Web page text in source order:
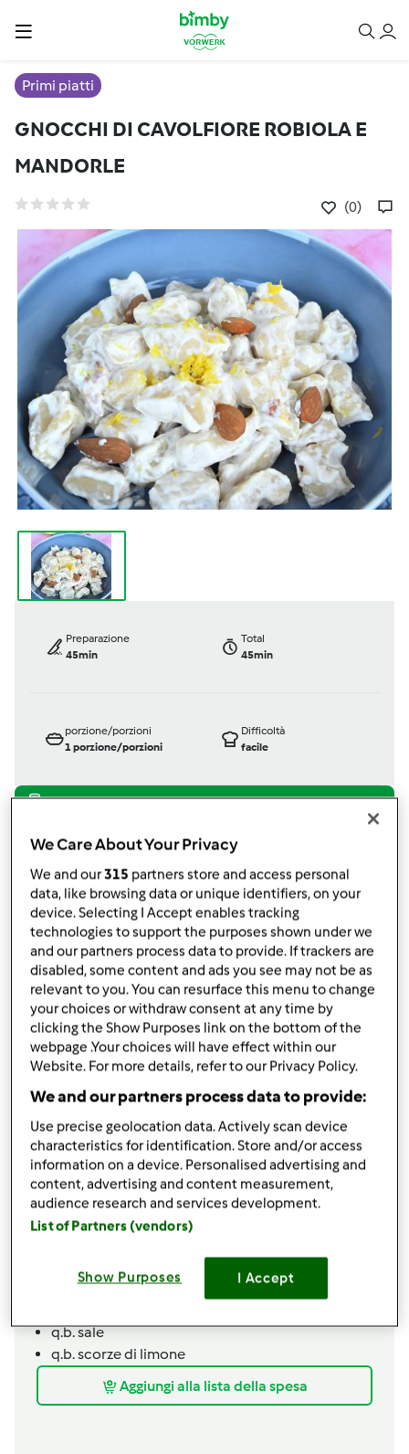
Primi piatti
GNOCCHI DI CAVOLFIORE ROBIOLA E
MANDORLE
(0)
Preparazione
45min
Total
45min
porzione/porzioni
1porzione/porzioni
Difficoltà
facile
da Eleonora Lombini
published: 19-02-2024
modificata: 19-02-2024
Aggiungi alle mie raccolte
condividi la ricetta
Crea variante
Ingredienti
GNOCCHI DI CAVOLFIORE ROBIOLA E
MANDORLE
150grammi cavolfiore
olio extravergine di oliva
q.b.sale
q.b.scorze di limone
Aggiungi alla lista della spesa
We Care About Your Privacy
We and our315 partners store and access personal
data, like browsing data or unique identifiers, on your
device. Selecting I Accept enables tracking
technologies to support the purposes shown under we
and our partners process data to provide. If trackers are
disabled, some content and ads you see may not be as
relevant to you. You can resurface this menu to change
your choices or withdraw consent at any time by
clicking the Show Purposes link on the bottom of the
webpage .Your choices will have effect within our
Website. For more details, refer to our Privacy Policy.
We and our partners process data to provide:
Use precise geolocation data. Actively scan device
characteristics for identification. Store and/or access
information on a device. Personalised advertising and
content, advertising and content measurement,
audience research and services development.
List of Partners (vendors)
Show Purposes I Accept